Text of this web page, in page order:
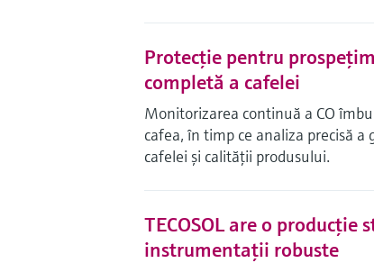
Protecţie pentru
completă a cafelei
Monitorizarea continuă a CO
cafea, în timp ce analiza precisă
cafelei şi calităţii produsului.
TECOSOL are o
instrumentaţii robuste